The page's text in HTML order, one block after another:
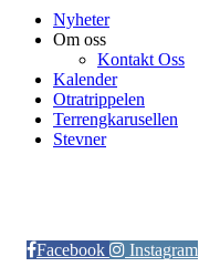
Nyheter
Om oss
Kontakt Oss
Kalender
Otratrippelen
Terrengkarusellen
Stevner
Facebook
Instagram